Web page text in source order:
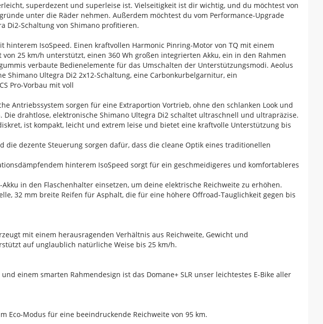
superdezent und superleise ist. Vielseitigkeit ist dir wichtig, und du möchtest von
unter die Räder nehmen. Außerdem möchtest du vom Performance-Upgrade
Di2-Schaltung von Shimano profitieren.
hinterem IsoSpeed. Einen kraftvollen Harmonic Pinring-Motor von TQ mit einem
25 km/h unterstützt, einen 360 Wh großen integrierten Akku, ein in den Rahmen
verbaute Bedienelemente für das Umschalten der Unterstützungsmodi. Aeolus
Shimano Ultegra Di2 2x12-Schaltung, eine Carbonkurbelgarnitur, ein
Pro-Vorbau mit voll
Antriebssystem sorgen für eine Extraportion Vortrieb, ohne den schlanken Look und
drahtlose, elektronische Shimano Ultegra Di2 schaltet ultraschnell und ultrapräzise.
ist kompakt, leicht und extrem leise und bietet eine kraftvolle Unterstützung bis
die dezente Steuerung sorgen dafür, dass die cleane Optik eines traditionellen
hinterem IsoSpeed sorgt für ein geschmeidigeres und komfortableres
in den Flaschenhalter einsetzen, um deine elektrische Reichweite zu erhöhen.
32 mm breite Reifen für Asphalt, die für eine höhere Offroad-Tauglichkeit gegen bis
mit einem herausragenden Verhältnis aus Reichweite, Gewicht und
auf unglaublich natürliche Weise bis 25 km/h.
einem smarten Rahmendesign ist das Domane+ SLR unser leichtestes E-Bike aller
Eco-Modus für eine beeindruckende Reichweite von 95 km.